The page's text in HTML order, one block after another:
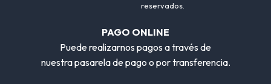
reservados.
PAGO ONLINE
Puede realizarnos pagos a través de
nuestra pasarela de pago o por transferencia.